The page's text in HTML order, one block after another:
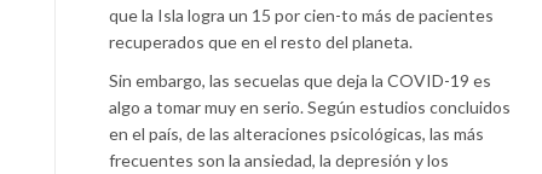
que la Isla logra un 15 por cien-to más de pacientes
recuperados que en el resto del planeta.
Sin embargo, las secuelas que deja la COVID-19 es
algo a tomar muy en serio. Según estudios concluidos
en el país, de las alteraciones psicológicas, las más
frecuentes son la ansiedad, la depresión y los